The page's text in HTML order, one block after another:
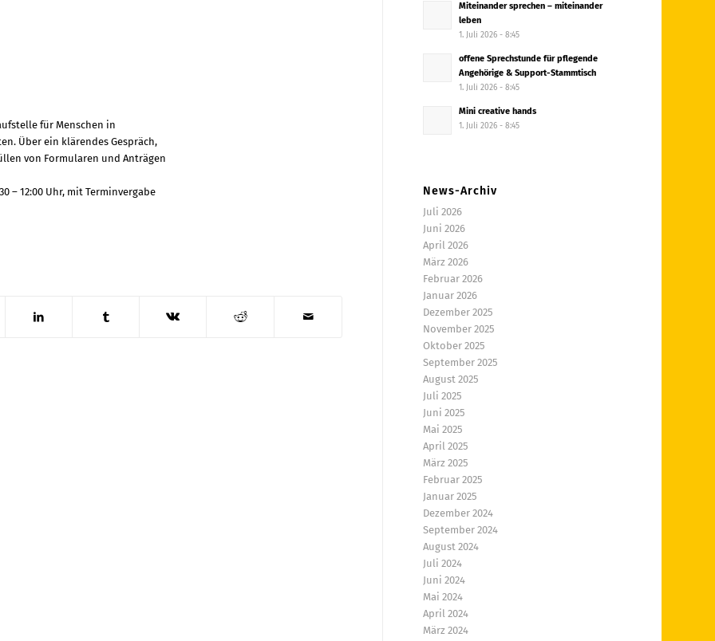
für Menschen in
Über ein klärendes Gespräch,
von Formularen und Anträgen
– 12:00 Uhr, mit Terminvergabe
Miteinander sprechen – miteinander
leben
1. Juli 2026 - 8:45
offene Sprechstunde für pflegende
Angehörige & Support-Stammtisch
1. Juli 2026 - 8:45
Mini creative hands
1. Juli 2026 - 8:45
News-Archiv
Juli 2026
Juni 2026
April 2026
März 2026
Februar 2026
Januar 2026
Dezember 2025
November 2025
Oktober 2025
September 2025
August 2025
Juli 2025
Juni 2025
Mai 2025
April 2025
März 2025
Februar 2025
Januar 2025
Dezember 2024
September 2024
August 2024
Juli 2024
Juni 2024
Mai 2024
April 2024
März 2024